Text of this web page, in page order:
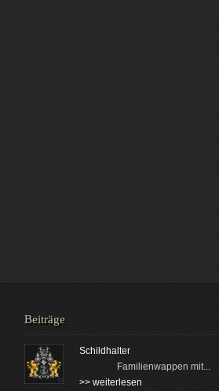
Beiträge
Schildhalter
Familienwappen mit...
>> weiterlesen